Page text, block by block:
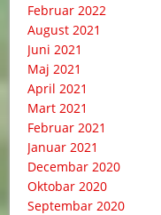
Februar 2022
August 2021
Juni 2021
Maj 2021
April 2021
Mart 2021
Februar 2021
Januar 2021
Decembar 2020
Oktobar 2020
Septembar 2020